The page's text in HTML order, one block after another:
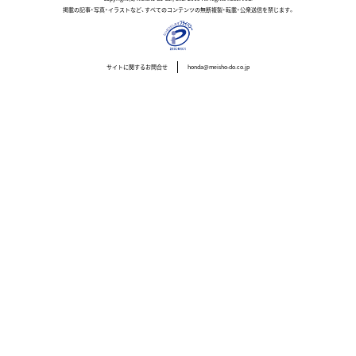
掲載の記事・写真・イラストなど、すべてのコンテンツの無断複製・転載・公衆送信を禁じます。
サイトに関するお問合せ honda@meisho-do.co.jp